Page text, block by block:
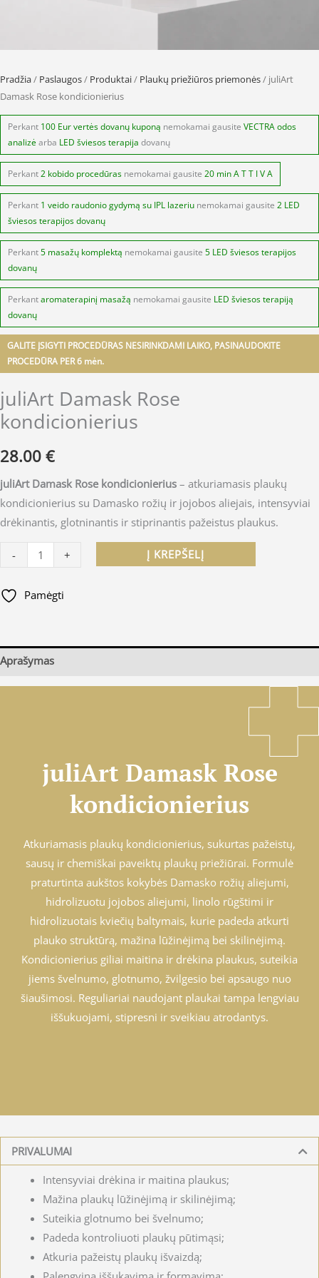
Pradžia/ Paslaugos/ Produktai/ Plaukų priežiūros priemonės/ juliArt
Damask Rose kondicionierius
Perkant 100 Eur vertės dovanų kuponą nemokamai gausite VECTRA odos
analizė arba LED šviesos terapija dovanų
Perkant2 kobido procedūras nemokamai gausite 20 min A T T I V A
Perkant 1 veido raudonio gydymą su IPL lazeriu nemokamai gausite 2 LED
šviesos terapijos dovanų
Perkant5 masažų komplektą nemokamai gausite 5 LED šviesos terapijos
dovanų
Perkantaromaterapinį masažą nemokamai gausite LED šviesos terapiją
dovanų
GALITE ĮSIGYTI PROCEDŪRAS NESIRINKDAMI LAIKO, PASINAUDOKITE
PROCEDŪRA PER 6 mėn.
juliArt Damask Rose
kondicionierius
28.00 €
juliArt Damask Rose kondicionierius – atkuriamasis plaukų
kondicionierius su Damasko rožių ir jojobos aliejais, intensyviai
drėkinantis, glotninantis ir stiprinantis pažeistus plaukus.
- + Į KREPŠELĮ
Pamėgti
Aprašymas
juliArt Damask Rose
kondicionierius
Atkuriamasis plaukų kondicionierius, sukurtas pažeistų,
sausų ir chemiškai paveiktų plaukų priežiūrai. Formulė
praturtinta aukštos kokybės Damasko rožių aliejumi,
hidrolizuotu jojobos aliejumi, linolo rūgštimi ir
hidrolizuotais kviečių baltymais, kurie padeda atkurti
plauko struktūrą, mažina lūžinėjimą bei skilinėjimą.
Kondicionierius giliai maitina ir drėkina plaukus, suteikia
jiems švelnumo, glotnumo, žvilgesio bei apsaugo nuo
šiaušimosi. Reguliariai naudojant plaukai tampa lengviau
iššukuojami, stipresni ir sveikiau atrodantys.
PRIVALUMAI
Intensyviai drėkina ir maitina plaukus;
Mažina plaukų lūžinėjimą ir skilinėjimą;
Suteikia glotnumo bei švelnumo;
Padeda kontroliuoti plaukų pūtimąsi;
Atkuria pažeistų plaukų išvaizdą;